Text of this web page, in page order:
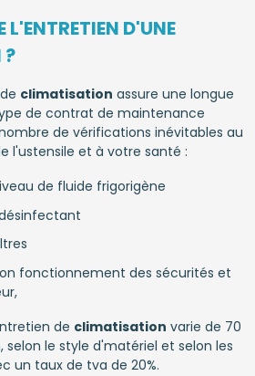
D'UNE
?
climatisation assure une longue
de contrat de maintenance
de vérifications inévitables au
l'ustensile et à votre santé :
de fluide frigorigène
fonctionnement des sécurités et
de climatisation varie de 70
selon le style d'matériel et selon les
un taux de tva de 20%.